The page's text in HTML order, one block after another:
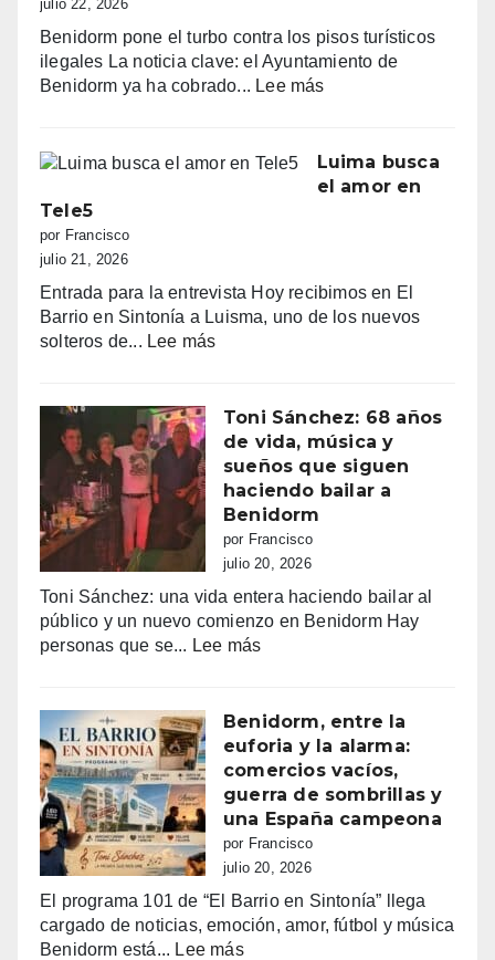
quejas
vecinales
con
zonas
julio 22, 2026
Benidorm pone el turbo contra los pisos turísticos
ilegales La noticia clave: el Ayuntamiento de
Benidorm ya ha cobrado... Lee más:
la
guerra
ilegales:
primeras
de
100.000
euros
recaudados”
Luima busca
el amor en
Tele5
por Francisco
julio 21, 2026
Entrada para la entrevista Hoy recibimos en El
Barrio en Sintonía a Luisma, uno de los nuevos
solteros de... Lee más:
el
amor
en
Tele5
Toni Sánchez: 68 años
de vida, música y
sueños que siguen
haciendo bailar a
Benidorm
por Francisco
julio 20, 2026
Toni Sánchez: una vida entera haciendo bailar al
público y un nuevo comienzo en Benidorm Hay
personas que se... Lee más:
68
años
de
vida,
música
y
sueños
siguen
haciendo
Benidorm, entre la
euforia y la alarma:
comercios vacíos,
guerra de sombrillas y
una España campeona
por Francisco
julio 20, 2026
El programa 101 de “El Barrio en Sintonía” llega
cargado de noticias, emoción, amor, fútbol y música
Benidorm está... Lee más: